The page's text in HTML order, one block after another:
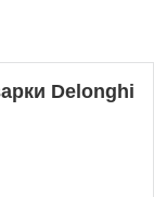
Delonghi